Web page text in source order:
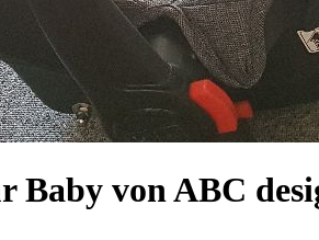
Baby von ABC